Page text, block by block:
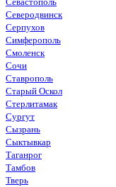
Северодвинск
Серпухов
Симферополь
Смоленск
Сочи
Ставрополь
Старый Оскол
Стерлитамак
Сургут
Сызрань
Сыктывкар
Таганрог
Тамбов
Тверь